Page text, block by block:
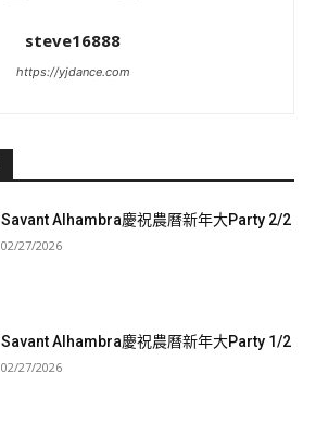
steve16888
https://yjdance.com
Savant Alhambra慶祝農曆新年大Party 2/2
02/27/2026
Savant Alhambra慶祝農曆新年大Party 1/2
02/27/2026